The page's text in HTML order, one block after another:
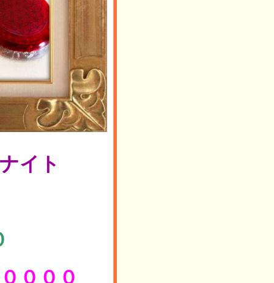
イト
０００